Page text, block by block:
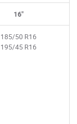
16"
185/50 R16
195/45 R16